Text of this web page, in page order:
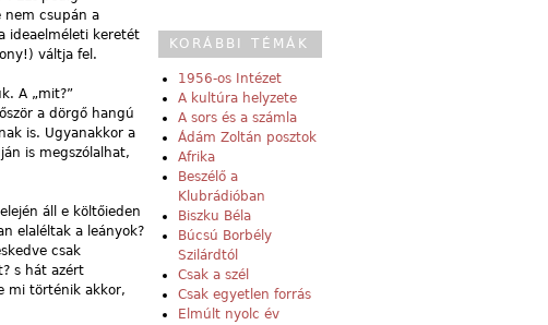
nem csupán a
ideaelméleti keretét
váltja fel.
A „mit?”
a dörgő hangú
is. Ugyanakkor a
is megszólalhat,
áll e költőieden
elaléltak a leányok?
csak
s hát azért
mi történik akkor,
KORÁBBI TÉMÁK
1956-os Intézet
A kultúra helyzete
A sors és a számla
Ádám Zoltán posztok
Afrika
Beszélő a
Klubrádióban
Biszku Béla
Búcsú Borbély
Szilárdtól
Csak a szél
Csak egyetlen forrás
Elmúlt nyolc év